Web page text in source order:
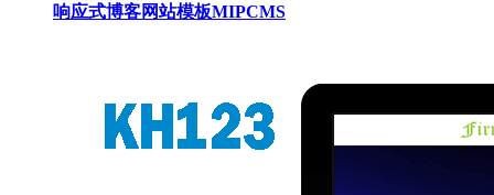
响应式博客网站模板MIPCMS